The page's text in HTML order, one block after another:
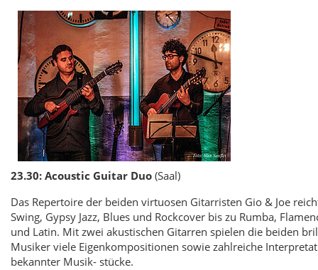
23.30: Acoustic Guitar Duo (Saal)
Das Repertoire der beiden virtuosen Gitarristen Gio & Joe
Swing, Gypsy Jazz, Blues und Rockcover bis zu Rumba,
und Latin. Mit zwei akustischen Gitarren spielen die beiden
Musiker viele Eigenkompositionen sowie zahlreiche
bekannter Musik- stücke.